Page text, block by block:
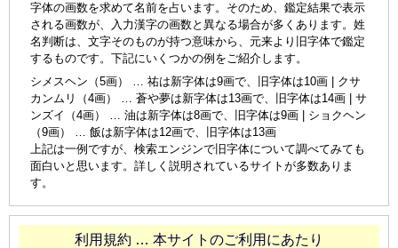
字体の画数を求めて名前を占います。そのため、鑑定結果で表示
される画数が、入力漢字の画数と異なる場合が多くあります。姓
名判断は、文字そのものが持つ意味から、元来より旧字体で鑑定
するものです。下記にいくつかの例をご紹介します。
シメスヘン（5画） … 祐は新字体は9画で、旧字体は10画 | クサ
カンムリ（4画） … 蒼や夢は新字体は13画で、旧字体は14画 | サ
ンズイ（4画） … 油は新字体は8画で、旧字体は9画 | ショクヘン
（9画） … 飯は新字体は12画で、旧字体は13画
上記は一例ですが、検索エンジンで旧字体について調べてみても
面白いと思います。詳しく説明されているサイトが多数ありま
す。
利用規約 … 本サイトのご利用にあたり